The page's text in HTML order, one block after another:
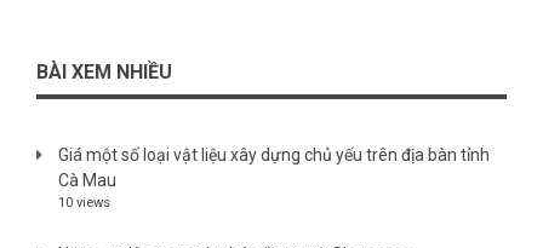
BÀI XEM NHIỀU
Giá một số loại vật liệu xây dựng chủ yếu trên địa bàn tỉnh
Cà Mau
10 views